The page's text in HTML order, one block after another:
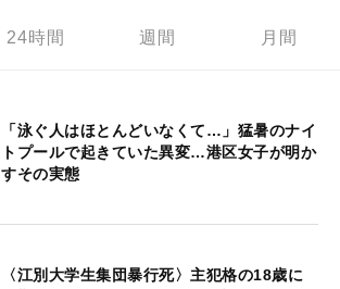
24時間 週間 月間
「泳ぐ人はほとんどいなくて…」猛暑のナイ
トプールで起きていた異変…港区女子が明か
すその実態
〈江別大学生集団暴行死〉主犯格の18歳に